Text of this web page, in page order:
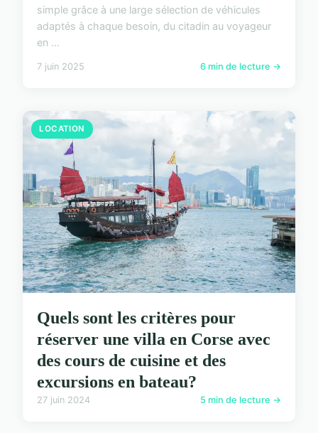
simple grâce à une large sélection de véhicules
adaptés à chaque besoin, du citadin au voyageur
en ...
7 juin 2025 6 min de lecture →
LOCATION
Quels sont les critères pour
réserver une villa en Corse avec
des cours de cuisine et des
excursions en bateau?
27 juin 2024 5 min de lecture →